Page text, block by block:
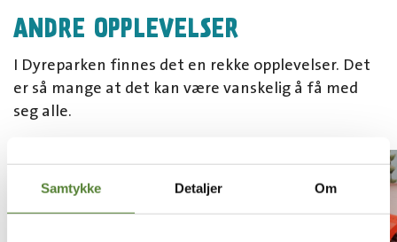
Samtykke Detaljer Om
ANDRE OPPLEVELSER
I Dyreparken finnes det en rekke opplevelser. Det
er så mange at det kan være vanskelig å få med
seg alle.